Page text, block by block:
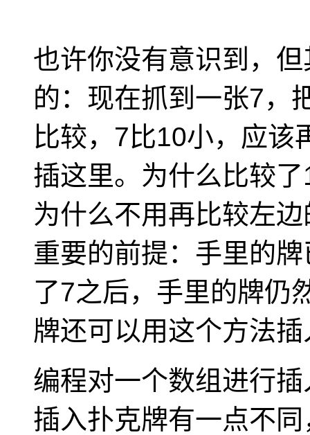
也许你没有意识到，
的：现在抓到一张7，
比较，7比10小，应该
插这里。为什么比较
为什么不用再比较左
重要的前提：手里的
了7之后，手里的牌仍
牌还可以用这个方法插
编程对一个数组进行
插入扑克牌有一点不